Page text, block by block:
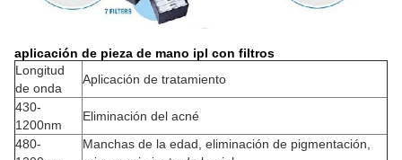
aplicación de pieza de mano ipl con filtros
Longitud
de onda
Aplicación de tratamiento
430-
1200nm
Eliminación del acné
480-
Manchas de la edad, eliminación de pigmentación,